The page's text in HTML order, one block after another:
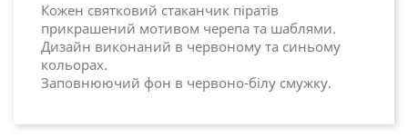
Кожен святковий стаканчик піратів
прикрашений мотивом черепа та шаблями.
Дизайн виконаний в червоному та синьому
кольорах.
Заповнюючий фон в червоно-білу смужку.